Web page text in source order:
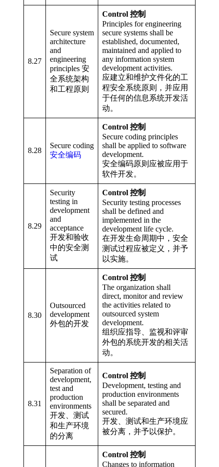
8.27
Secure system
architecture
and
engineering
principles 安
全系统架构
和工程原则
Control 控制
Principles for engineering
secure systems shall be
established, documented,
maintained and applied to
any information system
development activities.
应建立和维护文件化的工
程安全系统原则，并应用
于任何的信息系统开发活
动。
8.28
Secure coding
安全编码
Control 控制
Secure coding principles
shall be applied to software
development.
安全编码原则应被应用于
软件开发。
8.29
Security
testing in
development
and
acceptance
开发和验收
中的安全测
试
Control 控制
Security testing processes
shall be defined and
implemented in the
development life cycle.
在开发生命周期中，安全
测试过程应被定义，并予
以实施。
8.30
Outsourced
development
外包的开发
Control 控制
The organization shall
direct, monitor and review
the activities related to
outsourced system
development.
组织应指导、监视和评审
外包的系统开发的相关活
动。
8.31
Separation of
development,
test and
production
environments
开发、测试
和生产环境
的分离
Control 控制
Development, testing and
production environments
shall be separated and
secured.
开发、测试和生产环境应
被分离，并予以保护。
Control 控制
Changes to information